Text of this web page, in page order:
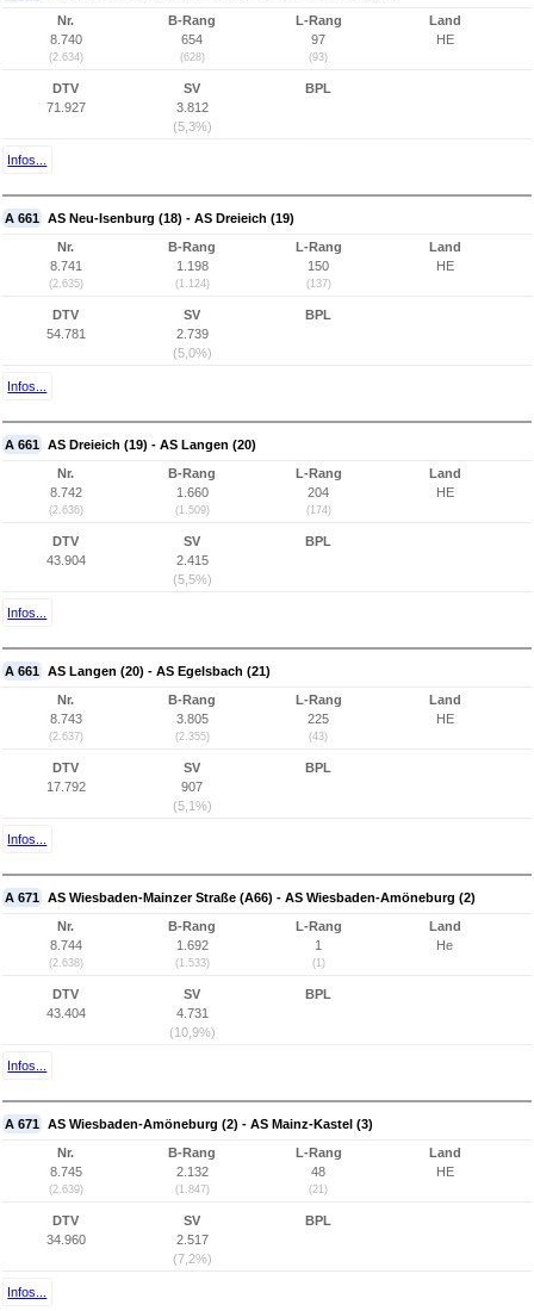
Nr.
8.740
(2.634)
B-Rang
654
(628)
L-Rang
97
(93)
Land
HE
DTV
71.927
SV
3.812
(5,3%)
BPL
Infos...
A 661 AS Neu-Isenburg (18) - AS Dreieich (19)
Nr.
8.741
(2.635)
B-Rang
1.198
(1.124)
L-Rang
150
(137)
Land
HE
DTV
54.781
SV
2.739
(5,0%)
BPL
Infos...
A 661 AS Dreieich (19) - AS Langen (20)
Nr.
8.742
(2.636)
B-Rang
1.660
(1.509)
L-Rang
204
(174)
Land
HE
DTV
43.904
SV
2.415
(5,5%)
BPL
Infos...
A 661 AS Langen (20) - AS Egelsbach (21)
Nr.
8.743
(2.637)
B-Rang
3.805
(2.355)
L-Rang
225
(43)
Land
HE
DTV
17.792
SV
907
(5,1%)
BPL
Infos...
A 671 AS Wiesbaden-Mainzer Straße (A66) - AS Wiesbaden-Amöneburg (2)
Nr.
8.744
(2.638)
B-Rang
1.692
(1.533)
L-Rang
1
(1)
Land
He
DTV
43.404
SV
4.731
(10,9%)
BPL
Infos...
A 671 AS Wiesbaden-Amöneburg (2) - AS Mainz-Kastel (3)
Nr.
8.745
(2.639)
B-Rang
2.132
(1.847)
L-Rang
48
(21)
Land
HE
DTV
34.960
SV
2.517
(7,2%)
BPL
Infos...